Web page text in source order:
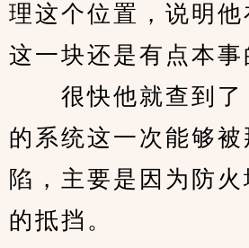
理这个位置，说明他
这一块还是有点本事
很快他就查到了
的系统这一次能够被
陷，主要是因为防
的抵挡。